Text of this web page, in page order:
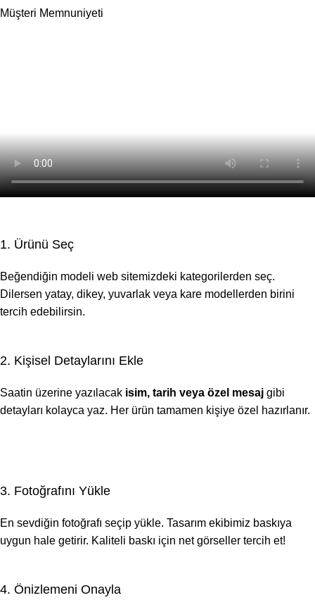
Müşteri Memnuniyeti
1. Ürünü Seç
Beğendiğin modeli web sitemizdeki kategorilerden seç.
Dilersen yatay, dikey, yuvarlak veya kare modellerden birini
tercih edebilirsin.
2. Kişisel Detaylarını Ekle
Saatin üzerine yazılacak isim, tarih veya özel mesaj gibi
detayları kolayca yaz. Her ürün tamamen kişiye özel hazırlanır.
3. Fotoğrafını Yükle
En sevdiğin fotoğrafı seçip yükle. Tasarım ekibimiz baskıya
uygun hale getirir. Kaliteli baskı için net görseller tercih et!
4. Önizlemeni Onayla